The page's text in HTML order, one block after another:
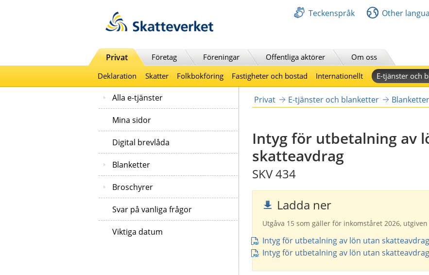
Teckenspråk Other
Privat Företag Föreningar Offentliga aktörer
Om oss
Deklaration
Skatter Folkbokföring Fastigheter och bostad Internationellt E-tjänster och
Alla e-tjänster
Mina sidor
Digital brevlåda
Blanketter
Broschyrer
Svar på vanliga frågor
Viktiga datum
Privat E-tjänster och blanketter
Intyg för utbetalning av
skatteavdrag
SKV 434
Ladda ner
Utgåva 15 som gäller för inkomståret 2026,
Intyg för utbetalning av lön utan
Intyg för utbetalning av lön utan